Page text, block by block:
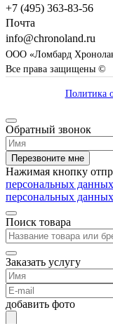
+7 (495) 363-83-56
Почта
info@chronoland.ru
ООО «Ломбард
Все права защищены ©
Политика
Обратный звонок
Перезвоните мне
Нажимая кнопку
персональных данных
персональных данных
Поиск товара
Заказать услугу
добавить фото